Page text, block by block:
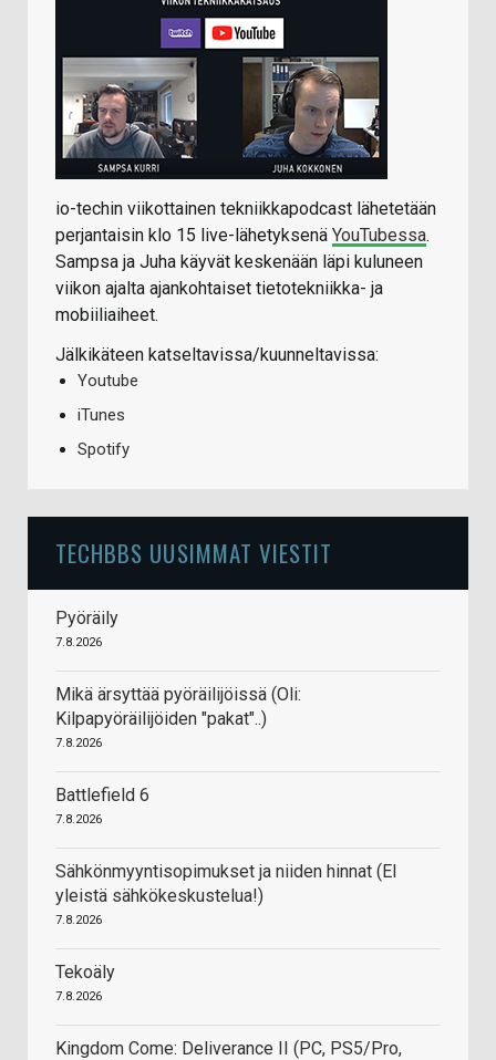
io-techin viikottainen tekniikkapodcast lähetetään
perjantaisin klo 15 live-lähetyksenä YouTubessa.
Sampsa ja Juha käyvät keskenään läpi kuluneen
viikon ajalta ajankohtaiset tietotekniikka- ja
mobiiliaiheet.
Jälkikäteen katseltavissa/kuunneltavissa:
Youtube
iTunes
Spotify
TECHBBS UUSIMMAT VIESTIT
Pyöräily
7.8.2026
Mikä ärsyttää pyöräilijöissä (Oli:
Kilpapyöräilijöiden "pakat"..)
7.8.2026
Battlefield 6
7.8.2026
Sähkönmyyntisopimukset ja niiden hinnat (EI
yleistä sähkökeskustelua!)
7.8.2026
Tekoäly
7.8.2026
Kingdom Come: Deliverance II (PC, PS5/Pro,